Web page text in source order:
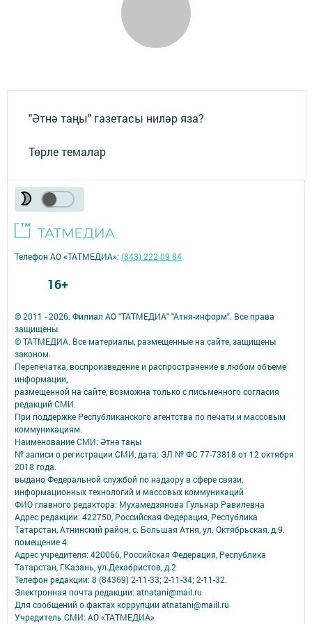
"Әтнә таңы" газетасы ниләр яза?
Төрле темалар
© 2011 - 2026. Филиал АО "ТАТМЕДИА" "Атня-информ". Все права
защищены.
© ТАТМЕДИА. Все материалы, размещенные на сайте, защищены
законом.
Перепечатка, воспроизведение и распространение в любом объеме
информации,
размещенной на сайте, возможна только с письменного согласия
редакций СМИ.
При поддержке Республиканского агентства по печати и массовым
коммуникациям.
Наименование СМИ: Әтнә таңы
№ записи о регистрации СМИ, дата: ЭЛ № ФС 77-73818 от 12 октября
2018 года.
выдано Федеральной службой по надзору в сфере связи,
информационных технологий и массовых коммуникаций
ФИО главного редактора: Мухамедзянова Гульнар Равилевна
Адрес редакции: 422750, Российская Федерация, Республика
Татарстан, Атнинский район, с. Большая Атня, ул. Октябрьская, д.9.
помещение 4.
Адрес учредителя: 420066, Российская Федерация, Республика
Татарстан, Г.Казань, ул.Декабристов, д.2
Телефон редакции: 8 (84369) 2-11-33; 2-11-34; 2-11-32.
Электронная почта редакции: atnatani@mail.ru
Для сообщений о фактах коррупции atnatani@maiil.ru
Учредитель СМИ: АО «ТАТМЕДИА»
Телефон АО «ТАТМЕДИА»:(843) 222 09 84
16+